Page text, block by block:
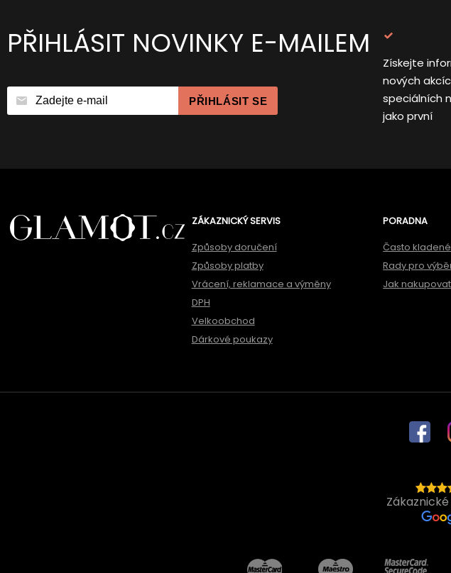
PŘIHLÁSIT NOVINKY E-MAILEM
PŘIHLÁSIT SE
Získejte
nových
speciálních
jako první
ZÁKAZNICKÝ SERVIS
Způsoby doručení
Způsoby platby
Vrácení, reklamace a výměny
DPH
Velkoobchod
Dárkové poukazy
PORADNA
Často
Rady pro
Jak nakupovat